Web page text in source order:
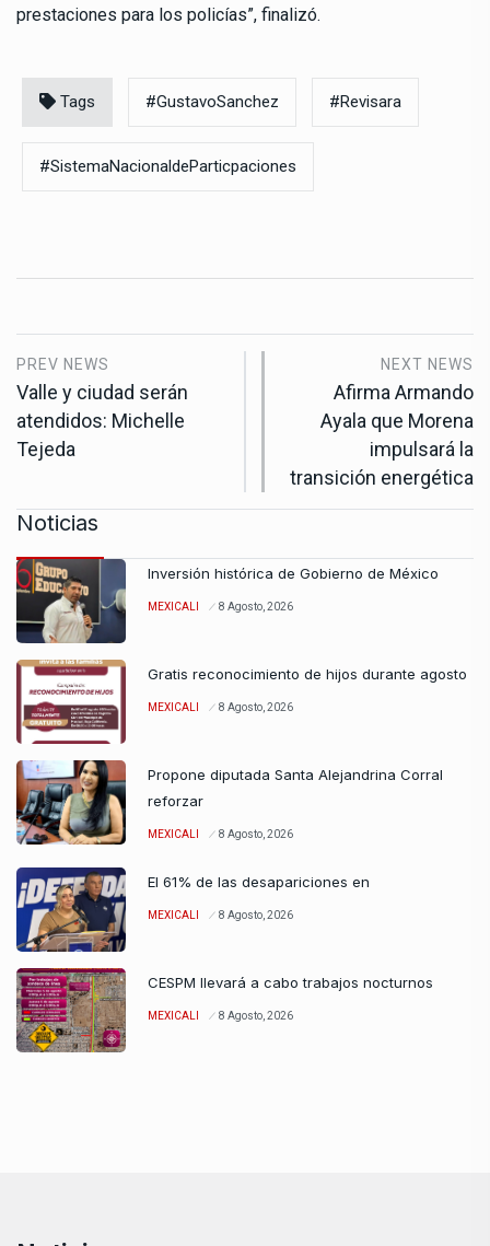
prestaciones para los policías”, finalizó.
Tags #GustavoSanchez #Revisara
#SistemaNacionaldeParticpaciones
PREV NEWS
Valle y ciudad serán
atendidos: Michelle
Tejeda
NEXT NEWS
Afirma Armando
Ayala que Morena
impulsará la
transición energética
Noticias
Inversión histórica de Gobierno de México
MEXICALI 8 Agosto, 2026
Gratis reconocimiento de hijos durante agosto
MEXICALI 8 Agosto, 2026
Propone diputada Santa Alejandrina Corral
reforzar
MEXICALI 8 Agosto, 2026
El 61% de las desapariciones en
MEXICALI 8 Agosto, 2026
CESPM llevará a cabo trabajos nocturnos
MEXICALI 8 Agosto, 2026